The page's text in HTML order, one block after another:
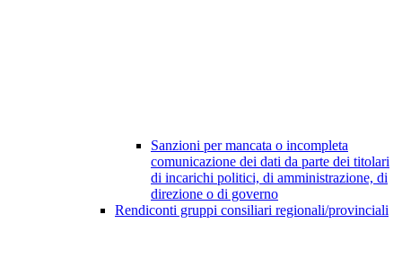
Sanzioni per mancata o incompleta
comunicazione dei dati da parte dei titolari
di incarichi politici, di amministrazione, di
direzione o di governo
Rendiconti gruppi consiliari regionali/provinciali